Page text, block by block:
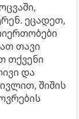
ეცადეთ,
თავი
თქვენი
და
შიშის